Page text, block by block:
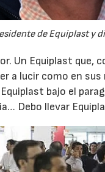
de Equiplast y
Un Equiplast
a lucir como en
bajo el
Debo llevar